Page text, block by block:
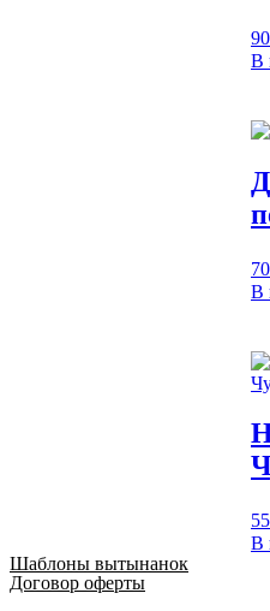
90
В
70
В
В
Шаблоны вытынанок
Договор оферты